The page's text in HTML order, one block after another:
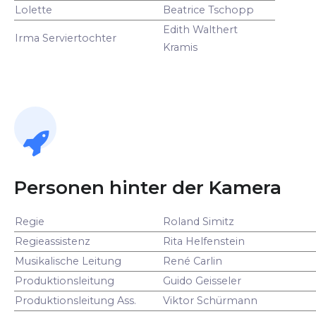
Lolette
Beatrice Tschopp
Irma Serviertochter
Edith Walthert
Kramis
Personen hinter der Kamera
Regie
Roland Simitz
Regieassistenz
Rita Helfenstein
Musikalische Leitung
René Carlin
Produktionsleitung
Guido Geisseler
Produktionsleitung Ass.
Viktor Schürmann